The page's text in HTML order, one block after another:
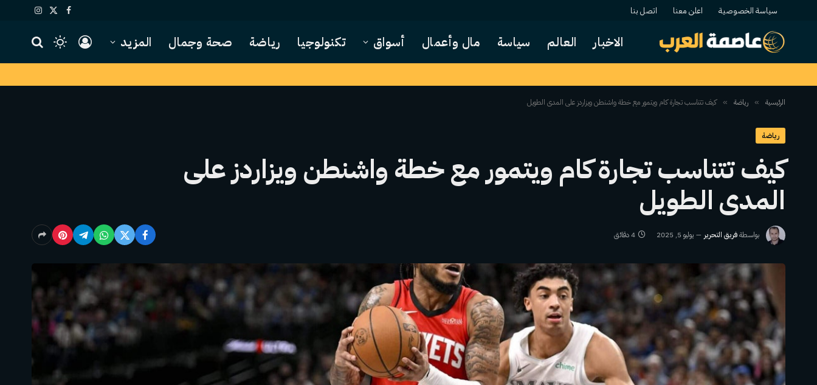
سياسة الخصوصية اعلن معنا اتصل بنا فيسبوك
X
الانستغرام
الاخبار العالم سياسة مال وأعمال أسواق تكنولوجيا رياضة صحة وجمال المزيد
الرئيسية » رياضة » كيف تتناسب تجارة كام ويتمور مع خطة واشنطن ويزاردز على المدى الطويل
رياضة
كيف تتناسب تجارة كام ويتمور مع خطة واشنطن ويزاردز على
المدى الطويل
بواسطةفريق التحرير يوليو 5, 2025 4 دقائق